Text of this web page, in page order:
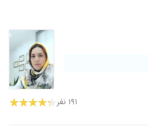
۱۹۱ نفر